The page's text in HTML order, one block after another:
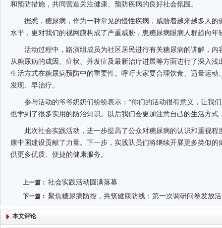
和预防措施，共同营造关注健康、预防疾病的良好社会氛围。
据悉，糖尿病，作为一种常见的慢性疾病，威胁着越来越多人的
水平，更对我们的视网膜构成了严重威胁，患糖尿病眼病人群趋向年
活动过程中，路演组成员为社区居民进行有关糖尿病的讲解，内
从糖尿病的成因、症状、并发症及最新治疗进展等方面进行了深入浅
生活方式在糖尿病预防中的重要性。呼吁大家要合理饮食、适量运动
发现、早治疗。
参与活动的爷爷奶奶们纷纷表示：“你们的活动很有意义，让我
也学到了很多实用的防治知识。以后我们会更加注意自己的生活方式
此次社会实践活动，进一步提高了公众对糖尿病的认识和重视程
康中国建设贡献了力量。下一步，实践队员们将继续开展更多类似的
供更多优质、便捷的健康服务。
上一篇： 社会实践活动圆满落幕
下一篇： 聚焦糖尿病防控，共筑健康防线：第一次调研问卷发放
本文评论